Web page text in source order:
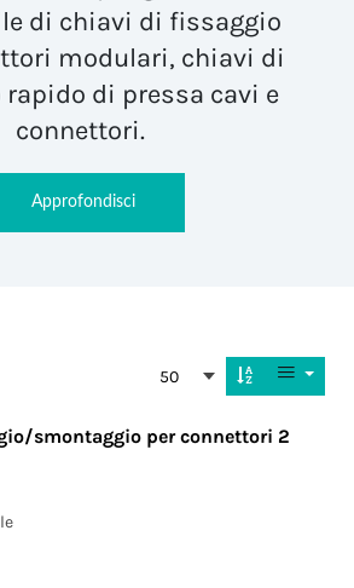
di chiavi di fissaggio
modulari, chiavi di
rapido di pressa cavi e
connettori.
Approfondisci
50
smontaggio per connettori 2